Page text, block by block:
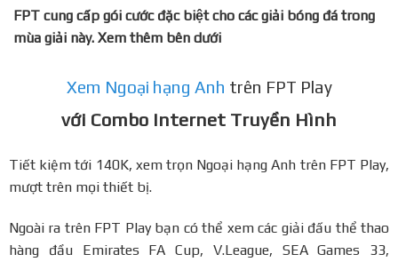
FPT cung cấp gói cước đặc biệt cho các giải bóng đá trong
mùa giải này. Xem thêm bên dưới
Xem Ngoại hạng Anh trên FPT Play
với Combo Internet Truyền Hình
Tiết kiệm tới 140K, xem trọn Ngoại hạng Anh trên FPT Play,
mượt trên mọi thiết bị.
Ngoài ra trên FPT Play bạn có thể xem các giải đấu thể thao
hàng đầu Emirates FA Cup, V.League, SEA Games 33,